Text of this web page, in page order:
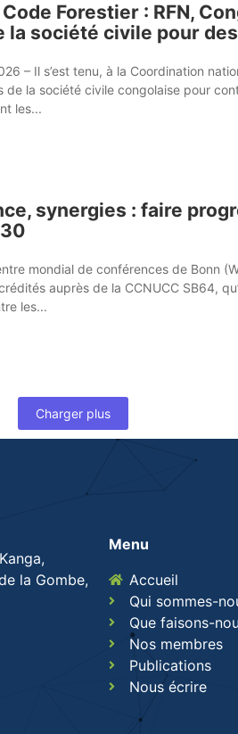
Forestier : RFN,
la société civile pour
– Il s’est tenu, à la Coordination
de la société civile congolaise pour
les...
synergies : faire
mondial de conférences de Bonn
auprès de la CCNUCC SB64,
les...
Charger plus
la Gombe,
Menu
Accueil
Qui sommes-
Que faisons-
Nos membres
Publications
Nous écrire